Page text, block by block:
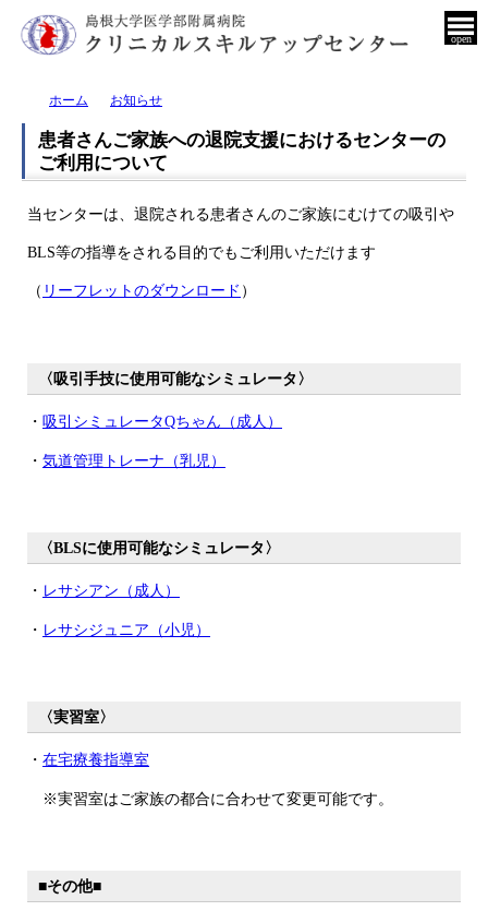
open
ホーム お知らせ
患者さんご家族への退院支援におけるセンターの
ご利用について
当センターは、退院される患者さんのご家族にむけての吸引や
BLS等の指導をされる目的でもご利用いただけます
（ リーフレットのダウンロード ）
〈吸引手技に使用可能なシミュレータ〉
・ 吸引シミュレータQちゃん（成人）
・ 気道管理トレーナ（乳児）
〈BLSに使用可能なシミュレータ〉
・ レサシアン（成人）
・ レサシジュニア（小児）
〈実習室〉
・ 在宅療養指導室
※実習室はご家族の都合に合わせて変更可能です。
■その他■